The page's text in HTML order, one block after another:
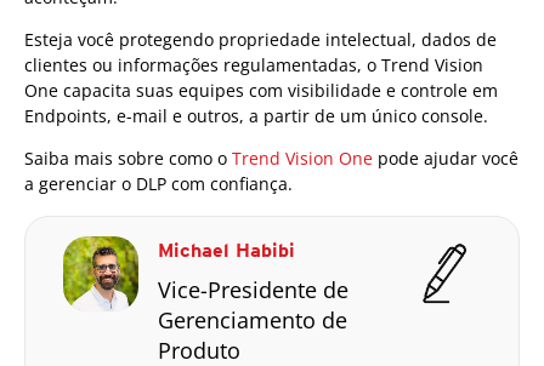
Esteja você protegendo propriedade intelectual, dados de
clientes ou informações regulamentadas, o Trend Vision
One capacita suas equipes com visibilidade e controle em
Endpoints, e-mail e outros, a partir de um único console.
Saiba mais sobre como o Trend Vision One pode ajudar você
a gerenciar o DLP com confiança.
Michael Habibi
Vice-Presidente de
Gerenciamento de
Produto